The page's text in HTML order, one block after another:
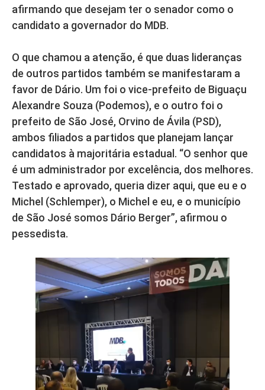
afirmando que desejam ter o senador como o
candidato a governador do MDB.
O que chamou a atenção, é que duas lideranças
de outros partidos também se manifestaram a
favor de Dário. Um foi o vice-prefeito de Biguaçu
Alexandre Souza (Podemos), e o outro foi o
prefeito de São José, Orvino de Ávila (PSD),
ambos filiados a partidos que planejam lançar
candidatos à majoritária estadual. “O senhor que
é um administrador por excelência, dos melhores.
Testado e aprovado, queria dizer aqui, que eu e o
Michel (Schlemper), o Michel e eu, e o município
de São José somos Dário Berger”, afirmou o
pessedista.